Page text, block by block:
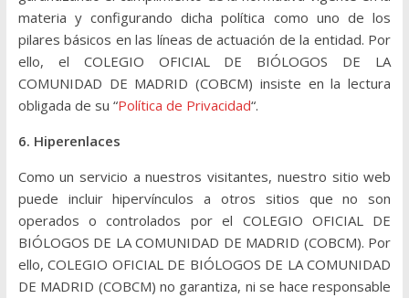
materia y configurando dicha política como uno de los
pilares básicos en las líneas de actuación de la entidad. Por
ello, el COLEGIO OFICIAL DE BIÓLOGOS DE LA
COMUNIDAD DE MADRID (COBCM) insiste en la lectura
obligada de su “Política de Privacidad“.
6. Hiperenlaces
Como un servicio a nuestros visitantes, nuestro sitio web
puede incluir hipervínculos a otros sitios que no son
operados o controlados por el COLEGIO OFICIAL DE
BIÓLOGOS DE LA COMUNIDAD DE MADRID (COBCM). Por
ello, COLEGIO OFICIAL DE BIÓLOGOS DE LA COMUNIDAD
DE MADRID (COBCM) no garantiza, ni se hace responsable